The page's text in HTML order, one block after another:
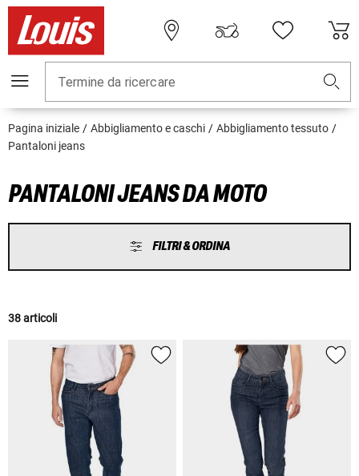
Termine da ricercare
Pagina iniziale Abbigliamento e caschi
Abbigliamento tessuto
Pantaloni jeans
PANTALONI JEANS DA MOTO
FILTRI & ORDINA
38 articoli